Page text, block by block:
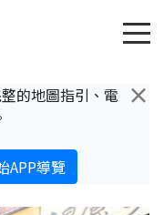
×
整的地圖指引、電
APP導覽